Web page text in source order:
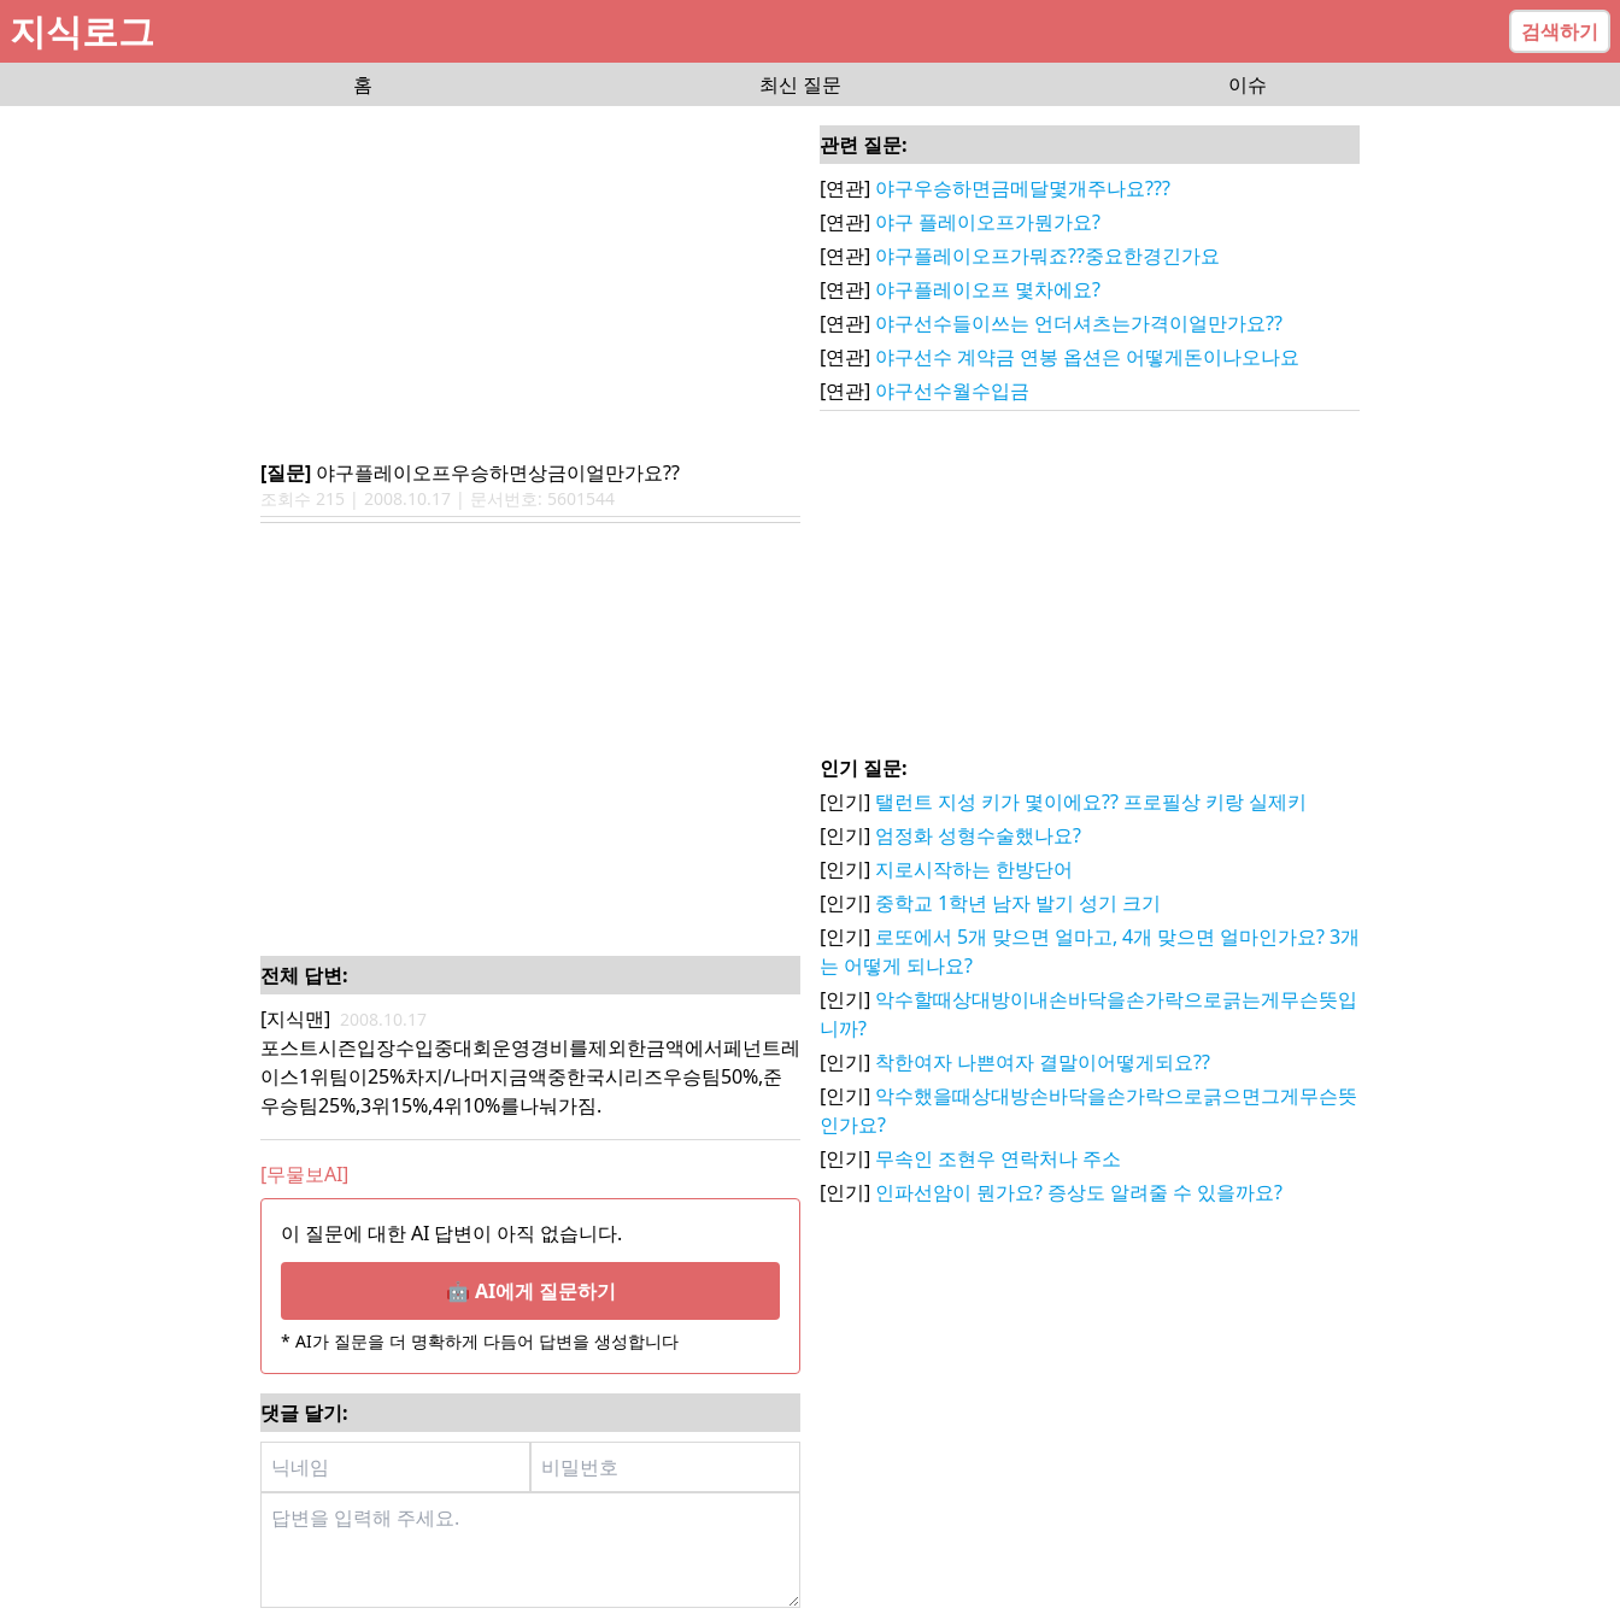
지식로그
검색하기
홈
최신 질문 이슈
[질문] 야구플레이오프우승하면상금이얼만가요??
조회수 215 | 2008.10.17 | 문서번호: 5601544
전체 답변:
[지식맨] 2008.10.17
포스트시즌입장수입중대회운영경비를제외한금액에서페넌트레
이스1위팀이25%차지/나머지금액중한국시리즈우승팀50%,준
우승팀25%,3위15%,4위10%를나눠가짐.
[무물보AI]
이 질문에 대한 AI 답변이 아직 없습니다.
🤖 AI에게 질문하기
* AI가 질문을 더 명확하게 다듬어 답변을 생성합니다
댓글 달기:
관련 질문:
[연관] 야구우승하면금메달몇개주나요???
[연관] 야구 플레이오프가뭔가요?
[연관] 야구플레이오프가뭐죠??중요한경긴가요
[연관] 야구플레이오프 몇차에요?
[연관] 야구선수들이쓰는 언더셔츠는가격이얼만가요??
[연관] 야구선수 계약금 연봉 옵션은 어떻게돈이나오나요
[연관] 야구선수월수입금
인기 질문:
[인기] 탤런트 지성 키가 몇이에요?? 프로필상 키랑 실제키
[인기] 엄정화 성형수술했나요?
[인기] 지로시작하는 한방단어
[인기] 중학교 1학년 남자 발기 성기 크기
[인기] 로또에서 5개 맞으면 얼마고, 4개 맞으면 얼마인가요? 3개
는 어떻게 되나요?
[인기] 악수할때상대방이내손바닥을손가락으로긁는게무슨뜻입
니까?
[인기] 착한여자 나쁜여자 결말이어떻게되요??
[인기] 악수했을때상대방손바닥을손가락으로긁으면그게무슨뜻
인가요?
[인기] 무속인 조현우 연락처나 주소
[인기] 인파선암이 뭔가요? 증상도 알려줄 수 있을까요?